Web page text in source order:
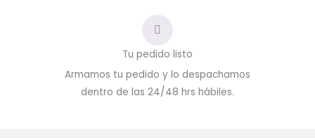
Tu pedido listo
Armamos tu pedido y lo despachamos
dentro de las 24/48 hrs hábiles.